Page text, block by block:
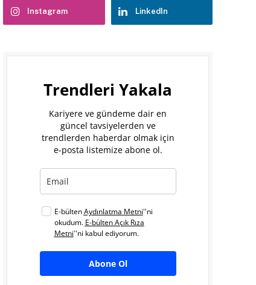
Instagram LinkedIn
Trendleri Yakala
Kariyere ve gündeme dair en
güncel tavsiyelerden ve
trendlerden haberdar olmak için
e-posta listemize abone ol.
E-bültenAydınlatma Metni''ni
okudum. E-bülten Açık Rıza
Metni''ni kabul ediyorum.
Abone Ol